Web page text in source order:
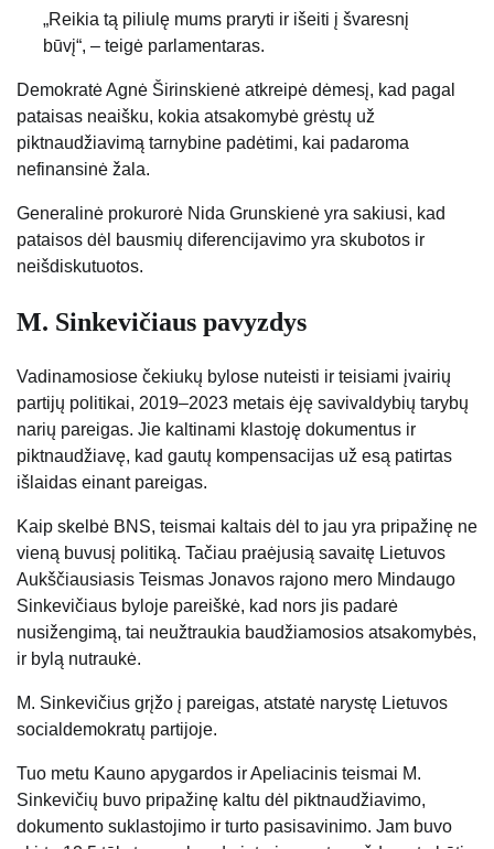
„Reikia tą piliulę mums praryti ir išeiti į švaresnį
būvį“, – teigė parlamentaras.
Demokratė Agnė Širinskienė atkreipė dėmesį, kad pagal
pataisas neaišku, kokia atsakomybė grėstų už
piktnaudžiavimą tarnybine padėtimi, kai padaroma
nefinansinė žala.
Generalinė prokurorė Nida Grunskienė yra sakiusi, kad
pataisos dėl bausmių diferencijavimo yra skubotos ir
neišdiskutuotos.
M. Sinkevičiaus pavyzdys
Vadinamosiose čekiukų bylose nuteisti ir teisiami įvairių
partijų politikai, 2019–2023 metais ėję savivaldybių tarybų
narių pareigas. Jie kaltinami klastoję dokumentus ir
piktnaudžiavę, kad gautų kompensacijas už esą patirtas
išlaidas einant pareigas.
Kaip skelbė BNS, teismai kaltais dėl to jau yra pripažinę ne
vieną buvusį politiką. Tačiau praėjusią savaitę Lietuvos
Aukščiausiasis Teismas Jonavos rajono mero Mindaugo
Sinkevičiaus byloje pareiškė, kad nors jis padarė
nusižengimą, tai neužtraukia baudžiamosios atsakomybės,
ir bylą nutraukė.
M. Sinkevičius grįžo į pareigas, atstatė narystę Lietuvos
socialdemokratų partijoje.
Tuo metu Kauno apygardos ir Apeliacinis teismai M.
Sinkevičių buvo pripažinę kaltu dėl piktnaudžiavimo,
dokumento suklastojimo ir turto pasisavinimo. Jam buvo